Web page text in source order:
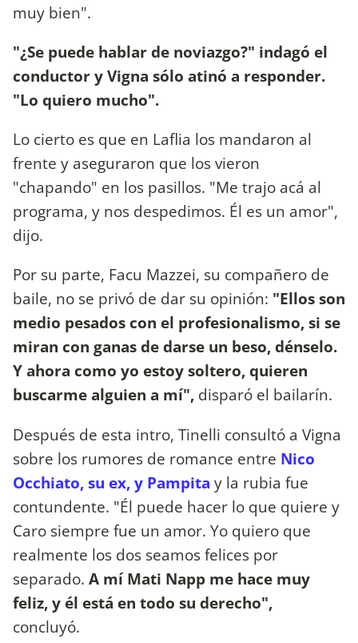
muy bien".
"¿Se puede hablar de noviazgo?" indagó el
conductor y Vigna sólo atinó a responder.
"Lo quiero mucho".
Lo cierto es que en Laflia los mandaron al
frente y aseguraron que los vieron
"chapando" en los pasillos. "Me trajo acá al
programa, y nos despedimos. Él es un amor",
dijo.
Por su parte, Facu Mazzei, su compañero de
baile, no se privó de dar su opinión: "Ellos son
medio pesados con el profesionalismo, si se
miran con ganas de darse un beso, dénselo.
Y ahora como yo estoy soltero, quieren
buscarme alguien a mí", disparó el bailarín.
Después de esta intro, Tinelli consultó a Vigna
sobre los rumores de romance entre Nico
Occhiato, su ex, y Pampita y la rubia fue
contundente. "Él puede hacer lo que quiere y
Caro siempre fue un amor. Yo quiero que
realmente los dos seamos felices por
separado. A mí Mati Napp me hace muy
feliz, y él está en todo su derecho",
concluyó.